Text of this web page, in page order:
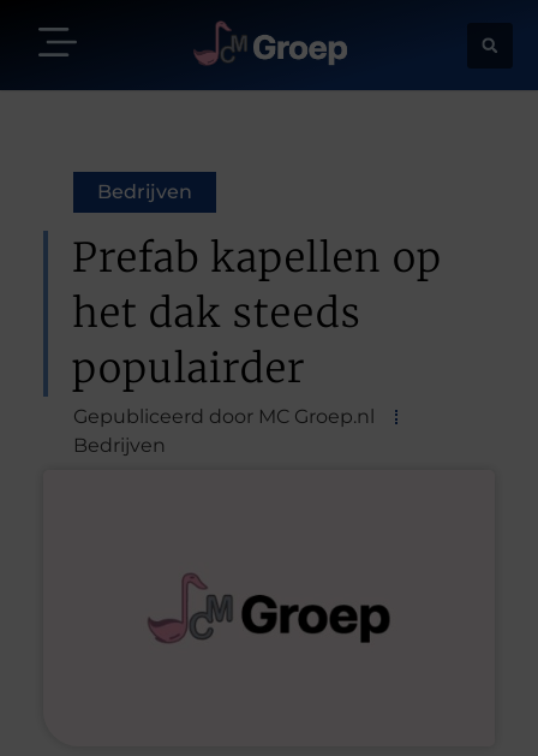
Bedrijven
Prefab kapellen op
het dak steeds
populairder
Gepubliceerd door MC Groep.nl
Bedrijven